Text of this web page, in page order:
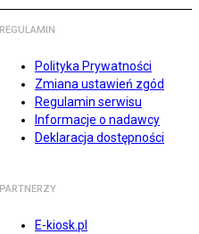
REGULAMIN
Polityka Prywatności
Zmiana ustawień zgód
Regulamin serwisu
Informacje o nadawcy
Deklaracja dostępności
PARTNERZY
E-kiosk.pl